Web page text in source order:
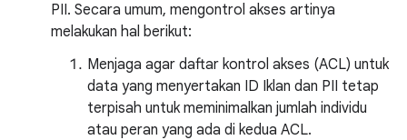
PII. Secara umum, mengontrol akses artinya
melakukan hal berikut:
Menjaga agar daftar kontrol akses (ACL) untuk
data yang menyertakan ID Iklan dan PII tetap
terpisah untuk meminimalkan jumlah individu
atau peran yang ada di kedua ACL.